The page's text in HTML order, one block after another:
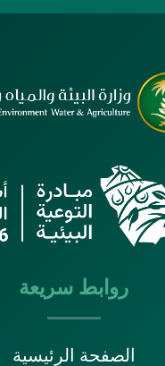
روابط سريعة
الصفحة الرئيسية